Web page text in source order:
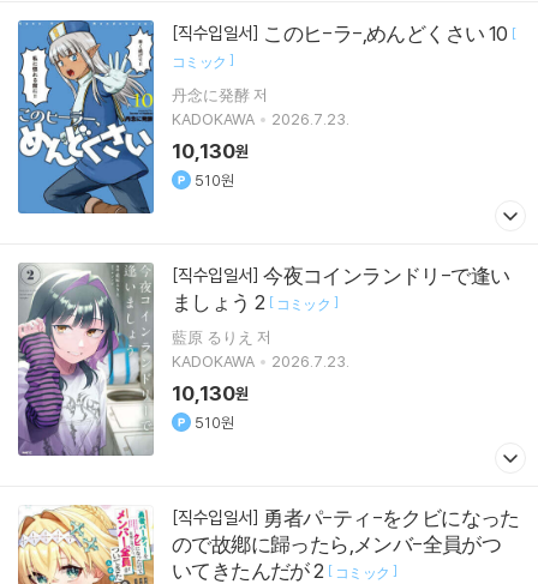
[직수입일서] このヒ-ラ-,めんどくさい 10 [
コミック ]
丹念に発酵 저
KADOKAWA
2026.7.23.
10,130원
510원
[직수입일서] 今夜コインランドリ-で逢い
ましょう 2 [ コミック ]
藍原 るりえ 저
KADOKAWA
2026.7.23.
10,130원
510원
[직수입일서]
ので故鄕に歸ったら,メンバ-全員がつ
いてきたんだが 2 [ コミック ]